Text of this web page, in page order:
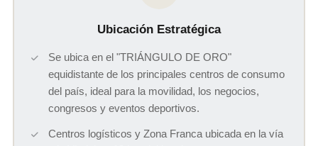
Ubicación Estratégica
Se ubica en el "TRIÁNGULO DE ORO"
equidistante de los principales centros de consumo
del país, ideal para la movilidad, los negocios,
congresos y eventos deportivos.
Centros logísticos y Zona Franca ubicada en la vía